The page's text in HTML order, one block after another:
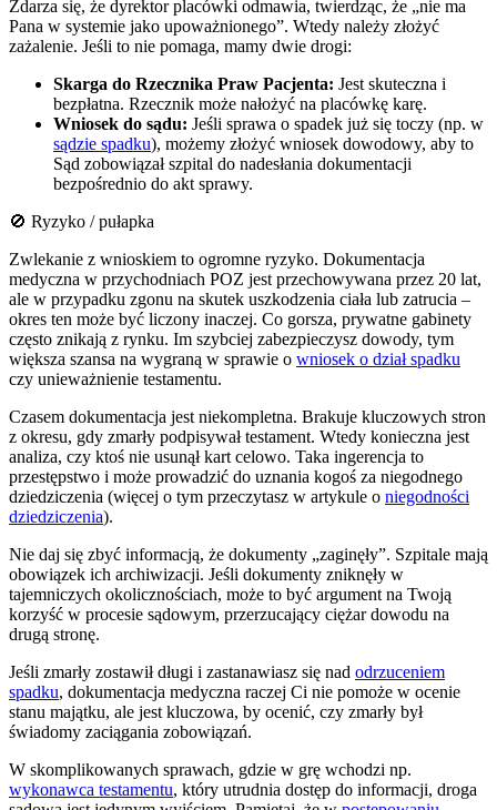
Zdarza się, że dyrektor placówki odmawia, twierdząc, że „nie ma
Pana w systemie jako upoważnionego”. Wtedy należy złożyć
zażalenie. Jeśli to nie pomaga, mamy dwie drogi:
Skarga do Rzecznika Praw Pacjenta: Jest skuteczna i
bezpłatna. Rzecznik może nałożyć na placówkę karę.
Wniosek do sądu: Jeśli sprawa o spadek już się toczy (np. w
sądzie spadku), możemy złożyć wniosek dowodowy, aby to
Sąd zobowiązał szpital do nadesłania dokumentacji
bezpośrednio do akt sprawy.
🚫 Ryzyko / pułapka
Zwlekanie z wnioskiem to ogromne ryzyko. Dokumentacja
medyczna w przychodniach POZ jest przechowywana przez 20 lat,
ale w przypadku zgonu na skutek uszkodzenia ciała lub zatrucia –
okres ten może być liczony inaczej. Co gorsza, prywatne gabinety
często znikają z rynku. Im szybciej zabezpieczysz dowody, tym
większa szansa na wygraną w sprawie o wniosek o dział spadku
czy unieważnienie testamentu.
Czasem dokumentacja jest niekompletna. Brakuje kluczowych stron
z okresu, gdy zmarły podpisywał testament. Wtedy konieczna jest
analiza, czy ktoś nie usunął kart celowo. Taka ingerencja to
przestępstwo i może prowadzić do uznania kogoś za niegodnego
dziedziczenia (więcej o tym przeczytasz w artykule o niegodności
dziedziczenia).
Nie daj się zbyć informacją, że dokumenty „zaginęły”. Szpitale mają
obowiązek ich archiwizacji. Jeśli dokumenty zniknęły w
tajemniczych okolicznościach, może to być argument na Twoją
korzyść w procesie sądowym, przerzucający ciężar dowodu na
drugą stronę.
Jeśli zmarły zostawił długi i zastanawiasz się nad odrzuceniem
spadku, dokumentacja medyczna raczej Ci nie pomoże w ocenie
stanu majątku, ale jest kluczowa, by ocenić, czy zmarły był
świadomy zaciągania zobowiązań.
W skomplikowanych sprawach, gdzie w grę wchodzi np.
wykonawca testamentu, który utrudnia dostęp do informacji, droga